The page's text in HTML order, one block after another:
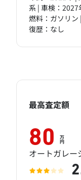
系 | 車検：2027
燃料：ガソリン
復歴：なし
最高査定額
80 万
円
オートガレ